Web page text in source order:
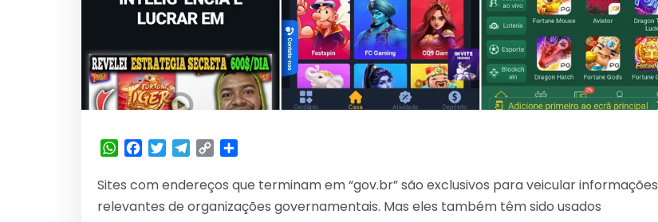
WhatsApp
Facebook
TwitterTelegram
Copy
Sites com endereços que terminam em “gov.br” são exclusivos para veicular informações
relevantes de organizações governamentais. Mas eles também têm sido usados